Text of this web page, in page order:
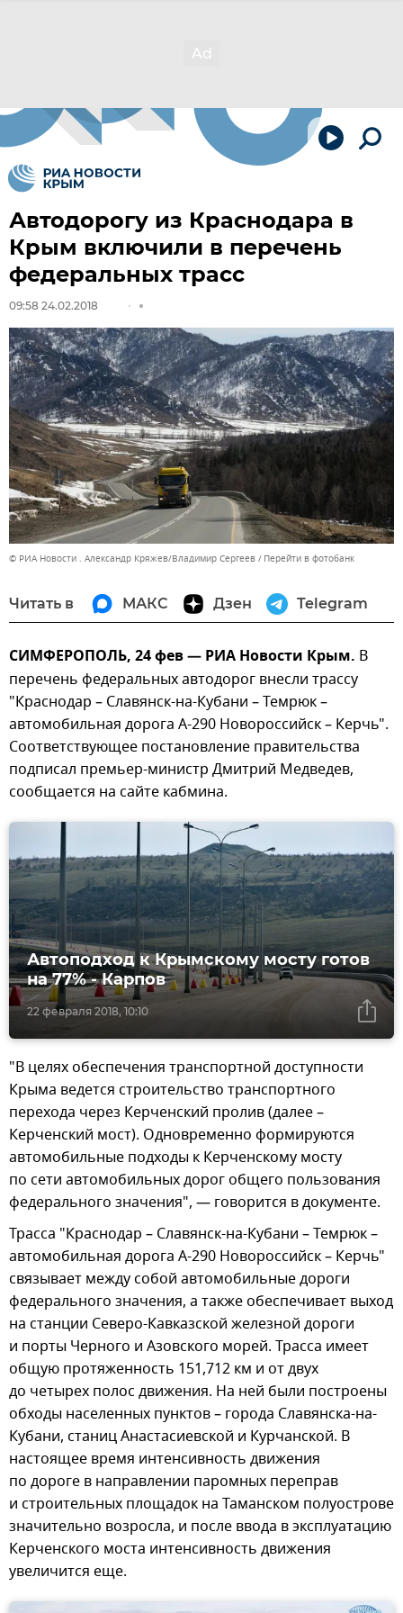
Автодорогу из Краснодара в
Крым включили в перечень
федеральных трасс
09:58 24.02.2018
© РИА Новости . Александр Кряжев/Владимир Сергеев Перейти в фотобанк
Читать в МАКС Дзен Telegram
СИМФЕРОПОЛЬ, 24 фев — РИА Новости Крым. В
перечень федеральных автодорог внесли трассу
"Краснодар – Славянск-на-Кубани – Темрюк –
автомобильная дорога А-290 Новороссийск – Керчь".
Соответствующее постановление правительства
подписал премьер-министр Дмитрий Медведев,
сообщается на сайте кабмина.
22 февраля 2018, 10:10
Автоподход к Крымскому мосту готов
на 77% - Карпов
"В целях обеспечения транспортной доступности
Крыма ведется строительство транспортного
перехода через Керченский пролив (далее –
Керченский мост). Одновременно формируются
автомобильные подходы к Керченскому мосту
по сети автомобильных дорог общего пользования
федерального значения", — говорится в документе.
Трасса "Краснодар – Славянск-на-Кубани – Темрюк –
автомобильная дорога А-290 Новороссийск – Керчь"
связывает между собой автомобильные дороги
федерального значения, а также обеспечивает выход
на станции Северо-Кавказской железной дороги
и порты Черного и Азовского морей. Трасса имеет
общую протяженность 151,712 км и от двух
до четырех полос движения. На ней были построены
обходы населенных пунктов – города Славянска-на-
Кубани, станиц Анастасиевской и Курчанской. В
настоящее время интенсивность движения
по дороге в направлении паромных переправ
и строительных площадок на Таманском полуострове
значительно возросла, и после ввода в эксплуатацию
Керченского моста интенсивность движения
увеличится еще.